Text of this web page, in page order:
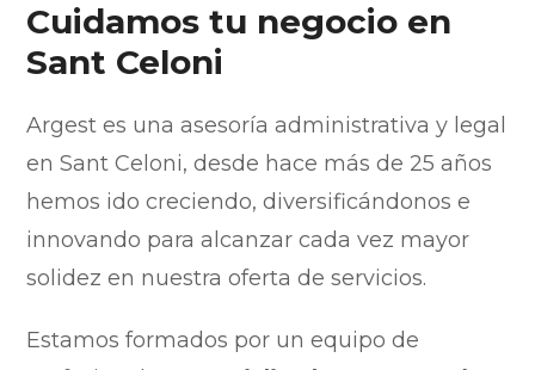
Cuidamos tu negocio en
Sant Celoni
Argest es una asesoría administrativa y legal
en Sant Celoni, desde hace más de 25 años
hemos ido creciendo, diversificándonos e
innovando para alcanzar cada vez mayor
solidez en nuestra oferta de servicios.
Estamos formados por un equipo de